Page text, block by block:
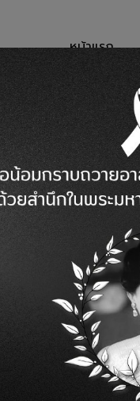
หน้าแรก